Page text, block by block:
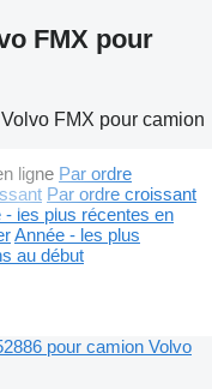
FMX pour
FMX pour camion
ligne Par ordre
Par ordre croissant
- les plus récentes en
Année - les plus
au début